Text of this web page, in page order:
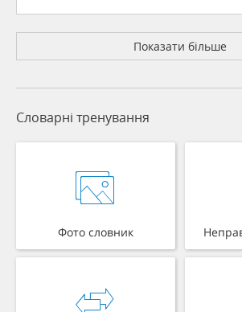
Показати більше
Словарні тренування
Фото словник